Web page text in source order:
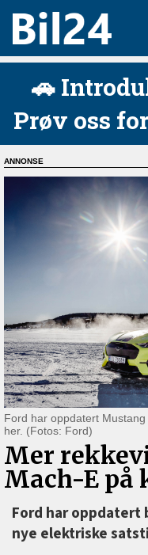
🚗
Prøv oss
Ford har oppdatert
her. (Fotos: Ford)
Mer
Mach-E på
Ford har oppdatert
nye elektriske